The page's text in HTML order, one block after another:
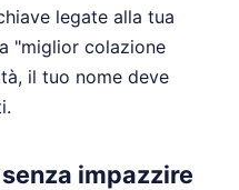
legate alla tua
"miglior colazione
il tuo nome deve
impazzire